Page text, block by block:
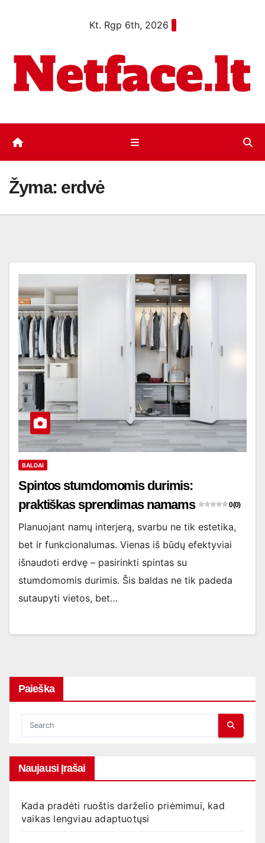
Kt. Rgp 6th, 2026
Žyma: erdvė
BALDAI
Spintos stumdomomis durimis:
praktiškas sprendimas namams
0 (0)
Planuojant namų interjerą, svarbu ne tik estetika,
bet ir funkcionalumas. Vienas iš būdų efektyviai
išnaudoti erdvę – pasirinkti spintas su
stumdomomis durimis. Šis baldas ne tik padeda
sutaupyti vietos, bet…
Paieška
Naujausi Įrašai
Kada pradėti ruoštis darželio priėmimui, kad
vaikas lengviau adaptuotųsi